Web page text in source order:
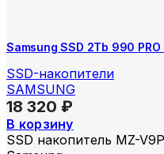
Samsung SSD 2Tb 990
SSD-накопители
SAMSUNG
18 320 ₽
В корзину
SSD накопитель MZ-